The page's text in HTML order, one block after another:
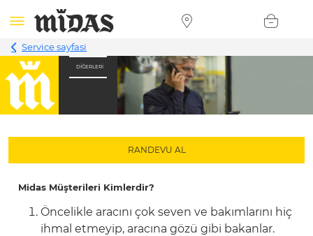
Service sayfasi
DIĞERLERI
Midas Müşterileri Kimlerdir?
Öncelikle aracını çok seven ve bakımlarını hiç
ihmal etmeyip, aracına gözü gibi bakanlar.
RANDEVU AL